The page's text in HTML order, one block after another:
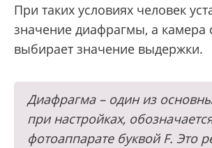
При таких условиях человек
значение диафрагмы, а камера
выбирает значение выдержки.
Диафрагма – один из
при настройках,
фотоаппарате буквой F. Это